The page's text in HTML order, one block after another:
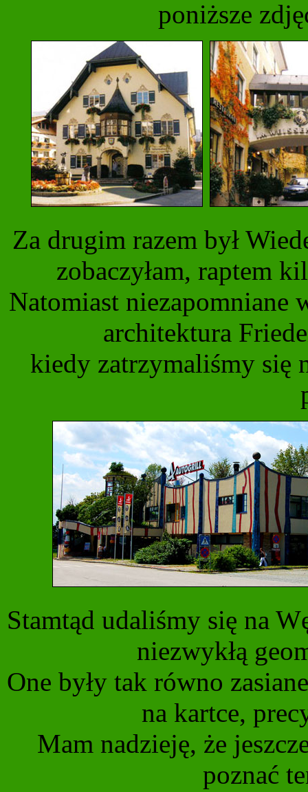
poniższe
Za drugim razem był
zobaczyłam, raptem
Natomiast niezapomniane
architektura
kiedy zatrzymaliśmy się
Stamtąd udaliśmy się na
niezwykłą
One były tak równo
na kartce,
Mam nadzieję, że
poznać